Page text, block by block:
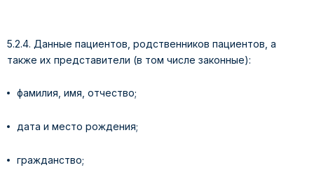
5.2.4. Данные пациентов, родственников пациентов, а
также их представители (в том числе законные):
фамилия, имя, отчество;
дата и место рождения;
гражданство;